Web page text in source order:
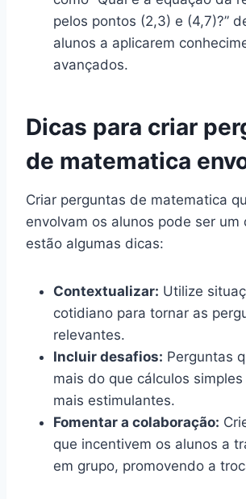
pelos pontos (2,3) e (4,7)?”
alunos a aplicarem
avançados.
Dicas para criar
de matematica
Criar perguntas de matematica
envolvam os alunos pode ser um
estão algumas dicas:
Contextualizar: Utilize
cotidiano para tornar as
relevantes.
Incluir desafios: Perguntas
mais do que cálculos
mais estimulantes.
Fomentar a colaboração:
que incentivem os alunos a
em grupo, promovendo a